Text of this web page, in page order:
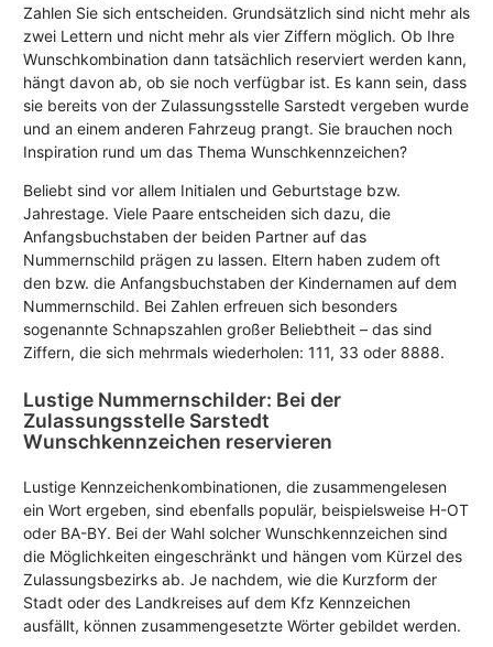
Zahlen Sie sich entscheiden. Grundsätzlich sind nicht mehr als
zwei Lettern und nicht mehr als vier Ziffern möglich. Ob Ihre
Wunschkombination dann tatsächlich reserviert werden kann,
hängt davon ab, ob sie noch verfügbar ist. Es kann sein, dass
sie bereits von der Zulassungsstelle Sarstedt vergeben wurde
und an einem anderen Fahrzeug prangt. Sie brauchen noch
Inspiration rund um das Thema Wunschkennzeichen?
Beliebt sind vor allem Initialen und Geburtstage bzw.
Jahrestage. Viele Paare entscheiden sich dazu, die
Anfangsbuchstaben der beiden Partner auf das
Nummernschild prägen zu lassen. Eltern haben zudem oft
den bzw. die Anfangsbuchstaben der Kindernamen auf dem
Nummernschild. Bei Zahlen erfreuen sich besonders
sogenannte Schnapszahlen großer Beliebtheit – das sind
Ziffern, die sich mehrmals wiederholen: 111, 33 oder 8888.
Lustige Nummernschilder: Bei der
Zulassungsstelle Sarstedt
Wunschkennzeichen reservieren
Lustige Kennzeichenkombinationen, die zusammengelesen
ein Wort ergeben, sind ebenfalls populär, beispielsweise H-OT
oder BA-BY. Bei der Wahl solcher Wunschkennzeichen sind
die Möglichkeiten eingeschränkt und hängen vom Kürzel des
Zulassungsbezirks ab. Je nachdem, wie die Kurzform der
Stadt oder des Landkreises auf dem Kfz Kennzeichen
ausfällt, können zusammengesetzte Wörter gebildet werden.